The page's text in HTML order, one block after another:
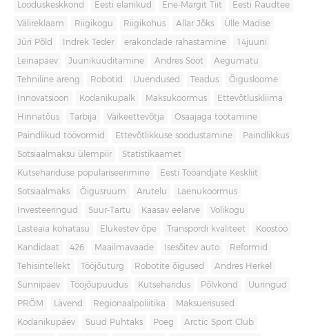
Looduskeskkond Eesti elanikud Ene-Margit Tiit Eesti Raudtee
Välireklaam Riigikogu Riigikohus Allar Jõks Ülle Madise
Jüri Põld Indrek Teder erakondade rahastamine 14juuni
Leinapäev Juuniküüditamine Andres Sööt Aegumatu
Tehniline areng Robotid Uuendused Teadus Õigusloome
Innovatsioon Kodanikupalk Maksukoormus Ettevõtluskliima
Hinnatõus Tarbija Väikeettevõtja Osaajaga töötamine
Paindlikud töövormid Ettevõtlikkuse soodustamine Paindlikkus
Sotsiaalmaksu ülempiir Statistikaamet
Kutsehariduse populariseerimine Eesti Tööandjate Keskliit
Sotsiaalmaks Õigusruum Arutelu Laenukoormus
Investeeringud Suur-Tartu Kaasav eelarve Volikogu
Lasteaia kohatasu Elukestev õpe Transpordi kvaliteet Koostöö
Kandidaat 426 Maailmavaade Isesõitev auto Reformid
Tehisintellekt Tööjõuturg Robotite õigused Andres Herkel
Sünnipäev Tööjõupuudus Kutseharidus Põlvkond Uuringud
PRÕM Lävend Regionaalpoliitika Maksuerisused
Kodanikupäev Suud Puhtaks Poeg Arctic Sport Club